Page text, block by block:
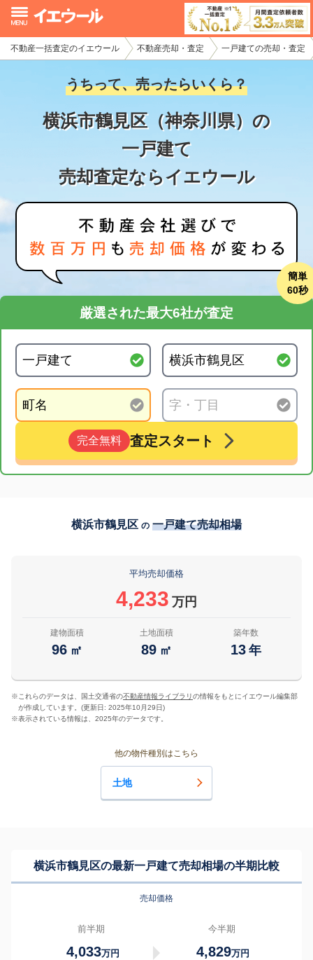
不動産一括査定のイエウール 不動産売却・査定 一戸建ての売却・査定
うちって、売ったらいくら？
横浜市鶴見区（神奈川県）の
一戸建て
売却査定ならイエウール
簡単
60秒
厳選された最大6社が査定
完全無料 査定スタート
横浜市鶴見区 の 一戸建て売却相場
平均売却価格
4,233 万円
建物面積
96 ㎡
土地面積
89 ㎡
築年数
13 年
※ これらのデータは、国土交通省の不動産情報ライブラリの情報をもとにイエウール編集部
が作成しています。(更新日: 2025年10月29日)
※表示されている情報は、2025年のデータです。
他の物件種別はこちら
土地
横浜市鶴見区の最新一戸建て売却相場の半期比較
売却価格
前半期
4,033万円
今半期
4,829万円
イエウール加盟希望の不動産会社様
初めての方へ
不動産売却の流れ